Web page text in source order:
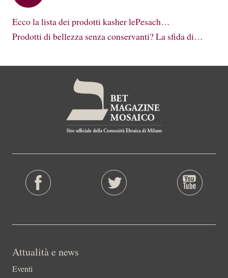
Ecco la lista dei prodotti kasher lePesach…
Prodotti di bellezza senza conservanti? La sfida di…
Attualità e news
Eventi